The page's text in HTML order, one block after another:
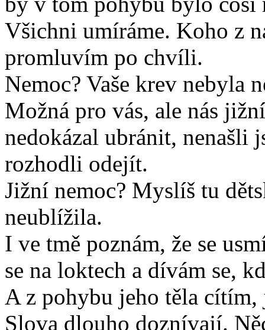
Všichni umíráme. Koho z
promluvím po chvíli.
Nemoc? Vaše krev nebyla
Možná pro vás, ale nás
nedokázal ubránit, nenašli
rozhodli odejít.
Jižní nemoc? Myslíš tu
neublížila.
I ve tmě poznám, že se
se na loktech a dívám se,
A z pohybu jeho těla
Slova dlouho doznívají.